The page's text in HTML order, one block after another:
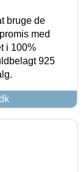
bruge de
med
i 100%
925